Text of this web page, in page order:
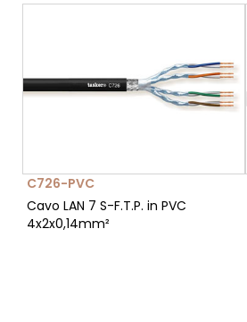
C726-PVC
Cavo LAN 7 S-F.T.P. in PVC
4x2x0,14mm²